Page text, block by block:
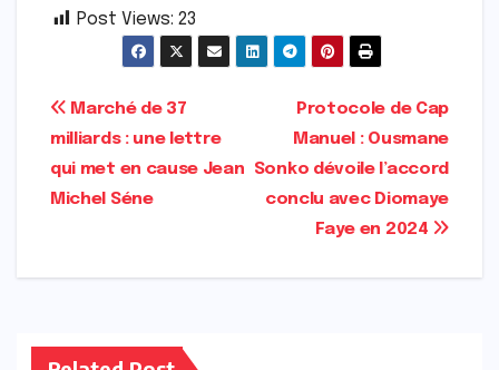
Post Views: 23
Navigation
de
l’article
Protocole de Cap
Manuel : Ousmane
Sonko dévoile l’accord
conclu avec Diomaye
Faye en 2024
Marché de 37
milliards : une lettre
qui met en cause Jean
Michel Séne